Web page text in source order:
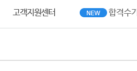
고객지원센터